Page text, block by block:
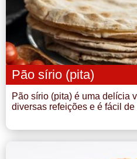
Pão sírio (pita)
Pão sírio (pita) é uma delícia
diversas refeições e é fácil de